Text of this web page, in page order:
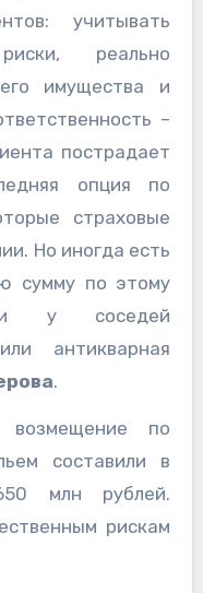
учитывать
реально
имущества и
–
пострадает
опция по
страховые
Но иногда есть
сумму по этому
у соседей
антикварная
.
по
составили в
млн рублей.
рискам